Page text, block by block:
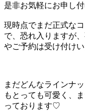
是非お気軽にお申し付
現時点でまだ正式な
で、恐れ入りますが
やご予約は受け付けい
まだどんなラインナ
もとっても可愛く、
っております♡